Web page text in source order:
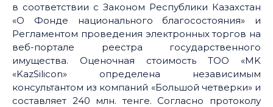
в соответствии с Законом Республики Казахстан
«О Фонде национального благосостояния» и
Регламентом проведения электронных торгов на
веб-портале реестра государственного
имущества. Оценочная стоимость ТОО «MK
«KazSilicon» определена независимым
консультантом из компаний «Большой четверки» и
составляет 240 млн. тенге. Согласно протоколу